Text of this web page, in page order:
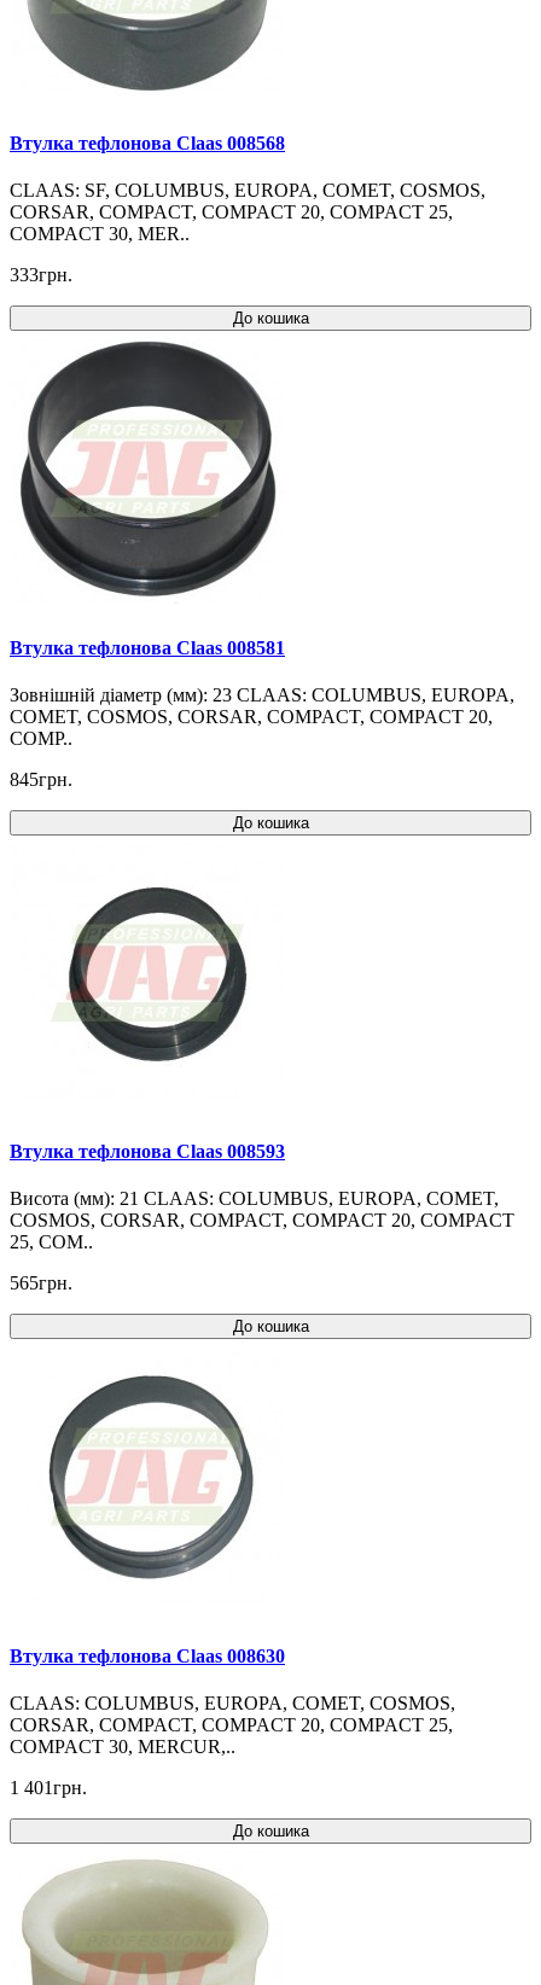
Втулка тефлонова Claas 008568
CLAAS: SF, COLUMBUS, EUROPA, COMET, COSMOS,
CORSAR, COMPACT, COMPACT 20, COMPACT 25,
COMPACT 30, MER..
333грн.
До кошика
Втулка тефлонова Claas 008581
Зовнішній діаметр (мм): 23 CLAAS: COLUMBUS, EUROPA,
COMET, COSMOS, CORSAR, COMPACT, COMPACT 20,
COMP..
845грн.
До кошика
Втулка тефлонова Claas 008593
Висота (мм): 21 CLAAS: COLUMBUS, EUROPA, COMET,
COSMOS, CORSAR, COMPACT, COMPACT 20, COMPACT
25, COM..
565грн.
До кошика
Втулка тефлонова Claas 008630
CLAAS: COLUMBUS, EUROPA, COMET, COSMOS,
CORSAR, COMPACT, COMPACT 20, COMPACT 25,
COMPACT 30, MERCUR,..
1 401грн.
До кошика